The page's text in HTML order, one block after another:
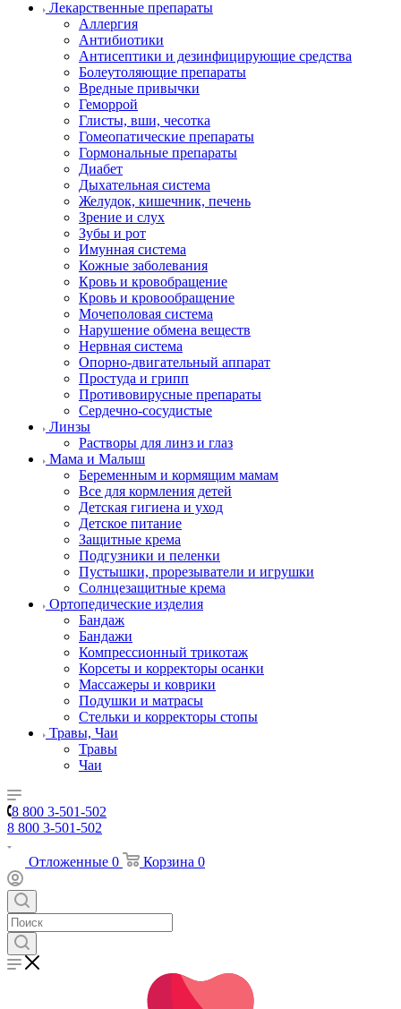
Лекарственные препараты
Аллергия
Антибиотики
Антисептики и дезинфицирующие средства
Болеутоляющие препараты
Вредные привычки
Геморрой
Глисты, вши, чесотка
Гомеопатические препараты
Гормональные препараты
Диабет
Дыхательная система
Желудок, кишечник, печень
Зрение и слух
Зубы и рот
Имунная система
Кожные заболевания
Кровь и кровобращение
Кровь и кровообращение
Мочеполовая система
Нарушение обмена веществ
Нервная система
Опорно-двигательный аппарат
Простуда и грипп
Противовирусные препараты
Сердечно-сосудистые
Линзы
Растворы для линз и глаз
Мама и Малыш
Беременным и кормящим мамам
Все для кормления детей
Детская гигиена и уход
Детское питание
Защитные крема
Подгузники и пеленки
Пустышки, прорезыватели и игрушки
Солнцезащитные крема
Ортопедические изделия
Бандаж
Бандажи
Компрессионный трикотаж
Корсеты и корректоры осанки
Массажеры и коврики
Подушки и матрасы
Стельки и корректоры стопы
Травы, Чаи
Травы
Чаи
8 800 3-501-502
8 800 3-501-502
Отложенные 0 Корзина 0